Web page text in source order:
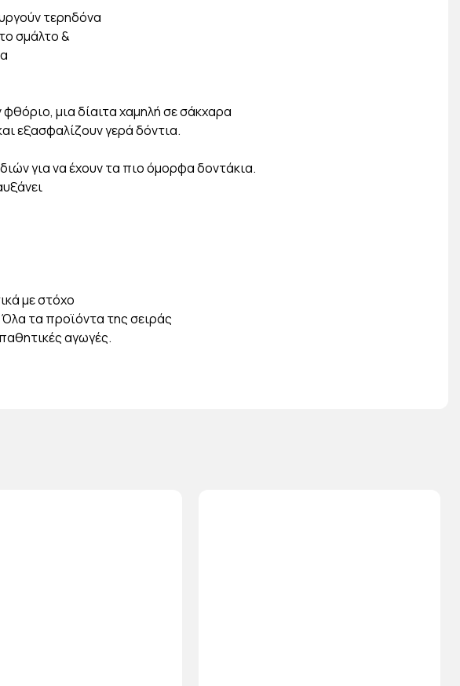
τερηδόνα
σμάλτο &
μια δίαιτα χαμηλή σε σάκχαρα
εξασφαλίζουν γερά δόντια.
για να έχουν τα πιο όμορφα δοντάκια.
με στόχο
τα προϊόντα της σειράς
αγωγές.